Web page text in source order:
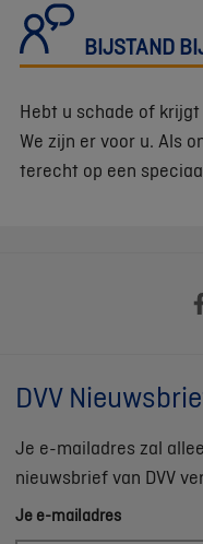
BIJSTAND
Hebt u schade of
We zijn er voor u. Als
terecht op een
DVV
Je e-mailadres zal
nieuwsbrief van DVV
Je e-mailadres